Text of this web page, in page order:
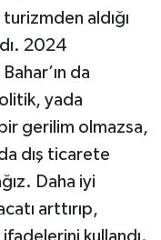
turizmden aldığı
2024
da
yada
gerilim olmazsa,
dış ticarete
Daha iyi
arttırıp,
kullandı.